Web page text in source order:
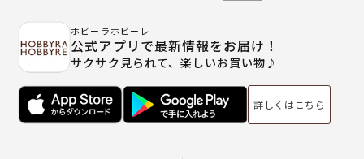
ホビーラホビーレ
公式アプリで最新情報をお届け！
サクサク見られて、楽しいお買い物♪
詳しくはこちら